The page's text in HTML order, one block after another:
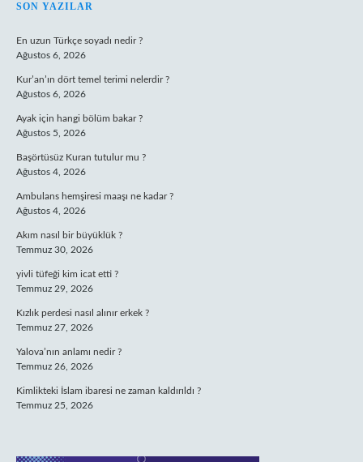
SIDEBAR
SON YAZILAR
En uzun Türkçe soyadı nedir ?
Ağustos 6, 2026
Kur’an’ın dört temel terimi nelerdir ?
Ağustos 6, 2026
Ayak için hangi bölüm bakar ?
Ağustos 5, 2026
Başörtüsüz Kuran tutulur mu ?
Ağustos 4, 2026
Ambulans hemşiresi maaşı ne kadar ?
Ağustos 4, 2026
Akım nasıl bir büyüklük ?
Temmuz 30, 2026
yivli tüfeği kim icat etti ?
Temmuz 29, 2026
Kızlık perdesi nasıl alınır erkek ?
Temmuz 27, 2026
Yalova’nın anlamı nedir ?
Temmuz 26, 2026
Kimlikteki İslam ibaresi ne zaman kaldırıldı ?
Temmuz 25, 2026